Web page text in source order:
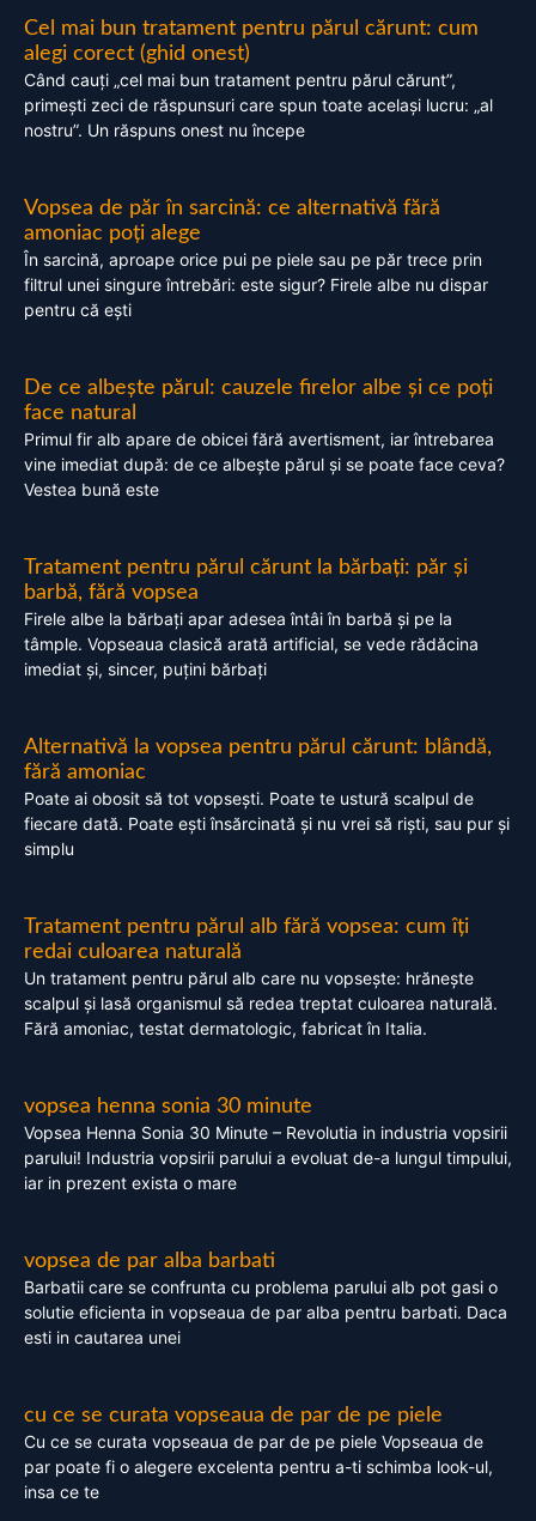
Cel mai bun tratament pentru părul cărunt: cum
alegi corect (ghid onest)
Când cauți „cel mai bun tratament pentru părul cărunt”,
primești zeci de răspunsuri care spun toate același lucru: „al
nostru”. Un răspuns onest nu începe
Vopsea de păr în sarcină: ce alternativă fără
amoniac poți alege
În sarcină, aproape orice pui pe piele sau pe păr trece prin
filtrul unei singure întrebări: este sigur? Firele albe nu dispar
pentru că ești
De ce albește părul: cauzele firelor albe și ce poți
face natural
Primul fir alb apare de obicei fără avertisment, iar întrebarea
vine imediat după: de ce albește părul și se poate face ceva?
Vestea bună este
Tratament pentru părul cărunt la bărbați: păr și
barbă, fără vopsea
Firele albe la bărbați apar adesea întâi în barbă și pe la
tâmple. Vopseaua clasică arată artificial, se vede rădăcina
imediat și, sincer, puțini bărbați
Alternativă la vopsea pentru părul cărunt: blândă,
fără amoniac
Poate ai obosit să tot vopsești. Poate te ustură scalpul de
fiecare dată. Poate ești însărcinată și nu vrei să riști, sau pur și
simplu
Tratament pentru părul alb fără vopsea: cum îți
redai culoarea naturală
Un tratament pentru părul alb care nu vopsește: hrănește
scalpul și lasă organismul să redea treptat culoarea naturală.
Fără amoniac, testat dermatologic, fabricat în Italia.
vopsea henna sonia 30 minute
Vopsea Henna Sonia 30 Minute – Revolutia in industria vopsirii
parului! Industria vopsirii parului a evoluat de-a lungul timpului,
iar in prezent exista o mare
vopsea de par alba barbati
Barbatii care se confrunta cu problema parului alb pot gasi o
solutie eficienta in vopseaua de par alba pentru barbati. Daca
esti in cautarea unei
cu ce se curata vopseaua de par de pe piele
Cu ce se curata vopseaua de par de pe piele Vopseaua de
par poate fi o alegere excelenta pentru a-ti schimba look-ul,
insa ce te